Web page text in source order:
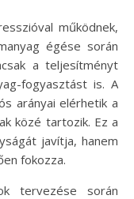
működnek,
égése során
a teljesítményt
fogyasztást is. A
arányai elérhetik a
közé tartozik. Ez a
javítja, hanem
fokozza.
tervezése során